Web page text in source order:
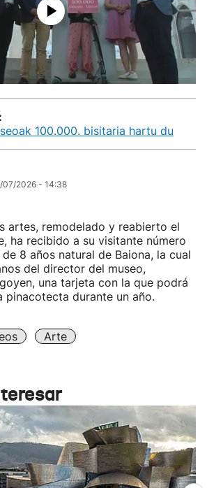
100.000. bisitaria hartu du
07/2026 - 14:38
artes, remodelado y reabierto el
ha recibido a su visitante número
8 años natural de Baiona, la cual
del director del museo,
una tarjeta con la que podrá
pinacotecta durante un año.
Arte